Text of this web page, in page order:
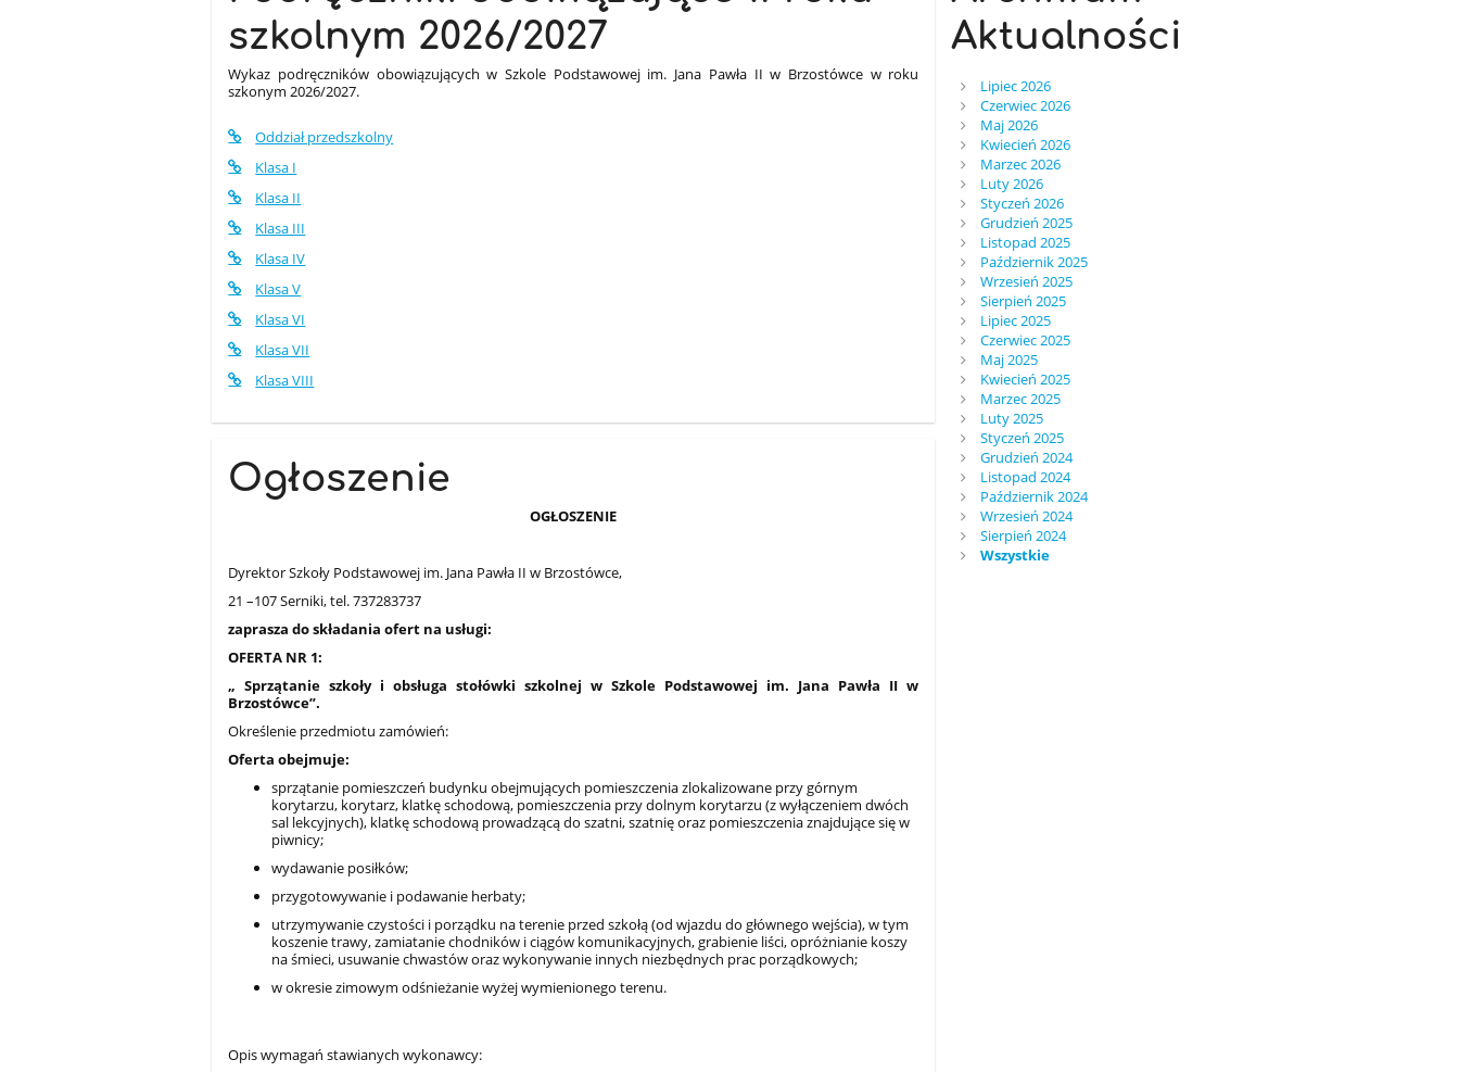
szkolnym 2026/2027
Wykaz podręczników obowiązujących w Szkole Podstawowej im. Jana Pawła II w Brzostówce w roku
szkonym 2026/2027.
Oddział przedszkolny
Klasa I
Klasa II
Klasa III
Klasa IV
Klasa V
Klasa VI
Klasa VII
Klasa VIII
Ogłoszenie
OGŁOSZENIE
Dyrektor Szkoły Podstawowej im. Jana Pawła II w Brzostówce,
21 –107 Serniki, tel. 737283737
zaprasza do składania ofert na usługi:
OFERTA NR 1:
„ Sprzątanie szkoły i obsługa stołówki szkolnej w Szkole Podstawowej im. Jana Pawła II w
Brzostówce”.
Określenie przedmiotu zamówień:
Oferta obejmuje:
sprzątanie pomieszczeń budynku obejmujących pomieszczenia zlokalizowane przy górnym
korytarzu, korytarz, klatkę schodową, pomieszczenia przy dolnym korytarzu (z wyłączeniem dwóch
sal lekcyjnych), klatkę schodową prowadzącą do szatni, szatnię oraz pomieszczenia znajdujące się w
piwnicy;
wydawanie posiłków;
przygotowywanie i podawanie herbaty;
utrzymywanie czystości i porządku na terenie przed szkołą (od wjazdu do głównego wejścia), w tym
koszenie trawy, zamiatanie chodników i ciągów komunikacyjnych, grabienie liści, opróżnianie koszy
na śmieci, usuwanie chwastów oraz wykonywanie innych niezbędnych prac porządkowych;
w okresie zimowym odśnieżanie wyżej wymienionego terenu.
Opis wymagań stawianych wykonawcy:
Aktualności
Lipiec 2026
Czerwiec 2026
Maj 2026
Kwiecień 2026
Marzec 2026
Luty 2026
Styczeń 2026
Grudzień 2025
Listopad 2025
Październik 2025
Wrzesień 2025
Sierpień 2025
Lipiec 2025
Czerwiec 2025
Maj 2025
Kwiecień 2025
Marzec 2025
Luty 2025
Styczeń 2025
Grudzień 2024
Listopad 2024
Październik 2024
Wrzesień 2024
Sierpień 2024
Wszystkie